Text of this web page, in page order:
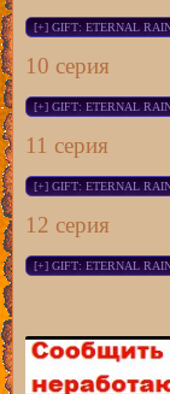
10 серия
11 серия
12 серия